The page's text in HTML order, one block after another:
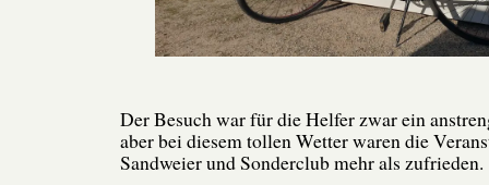
Der Besuch war für die Helfer zwar ein
aber bei diesem tollen Wetter waren die
Sandweier und Sonderclub mehr als zufrieden.